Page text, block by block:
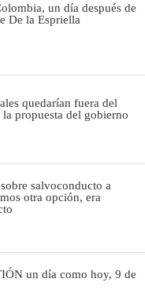
un día después de
De la Espriella
quedarían fuera del
propuesta del gobierno
salvoconducto a
otra opción, era
un día como hoy, 9 de